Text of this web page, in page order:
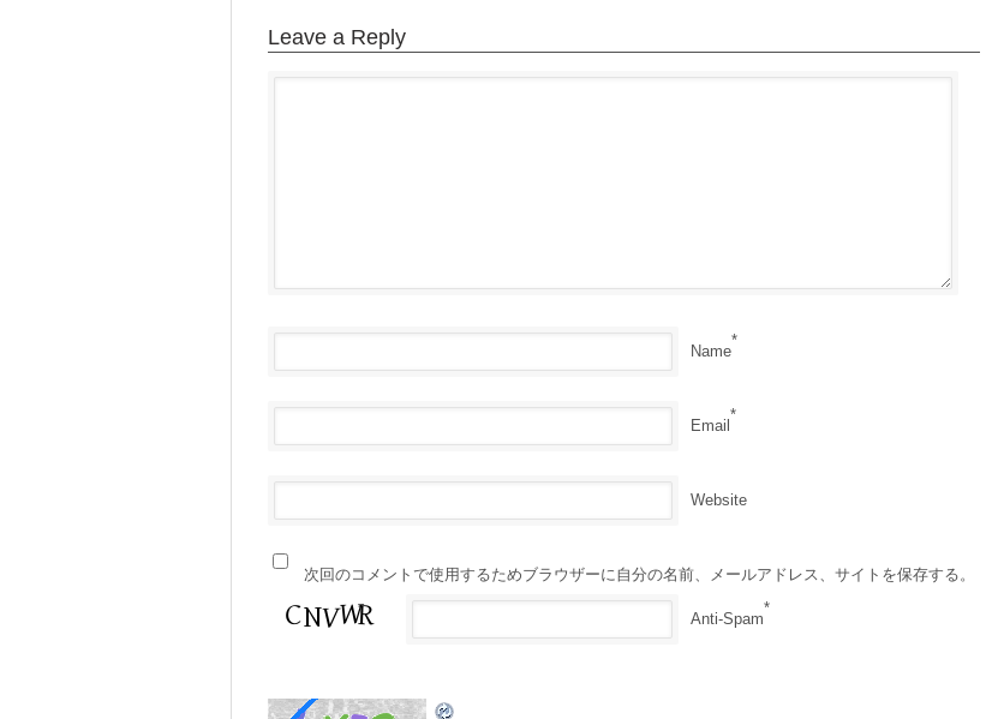
Leave a Reply
Name
*
Email
*
Website
次回のコメントで使用するためブラウザーに自分の名前、メールアドレス、サイトを保存する。
Anti-Spam
*